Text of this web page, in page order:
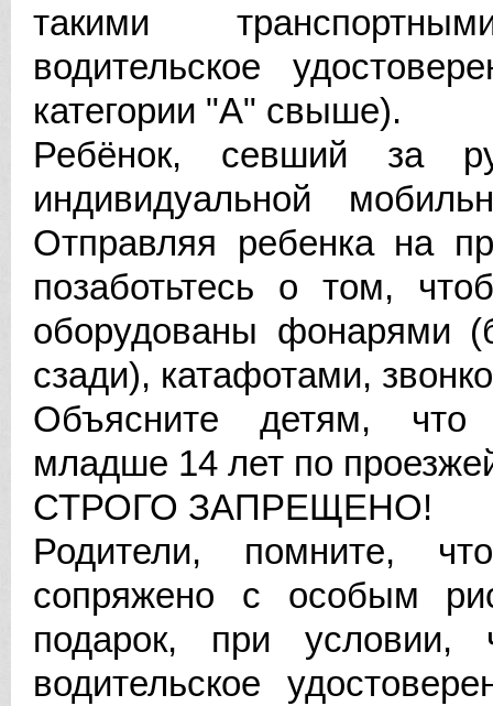
такими
водительское
категории "А" свыше).
Ребёнок, севший за
индивидуальной
Отправляя ребенка на
позаботьтесь о том,
оборудованы фонарями
сзади), катафотами,
Объясните детям, что
младше 14 лет по
СТРОГО ЗАПРЕЩЕНО!
Родители, помните,
сопряжено с особым
подарок, при условии,
водительское